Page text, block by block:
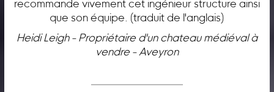
recommande vivement cet ingénieur structure ainsi
que son équipe. (traduit de l'anglais)
Heidi Leigh - Propriétaire d'un chateau médiéval à
vendre - Aveyron